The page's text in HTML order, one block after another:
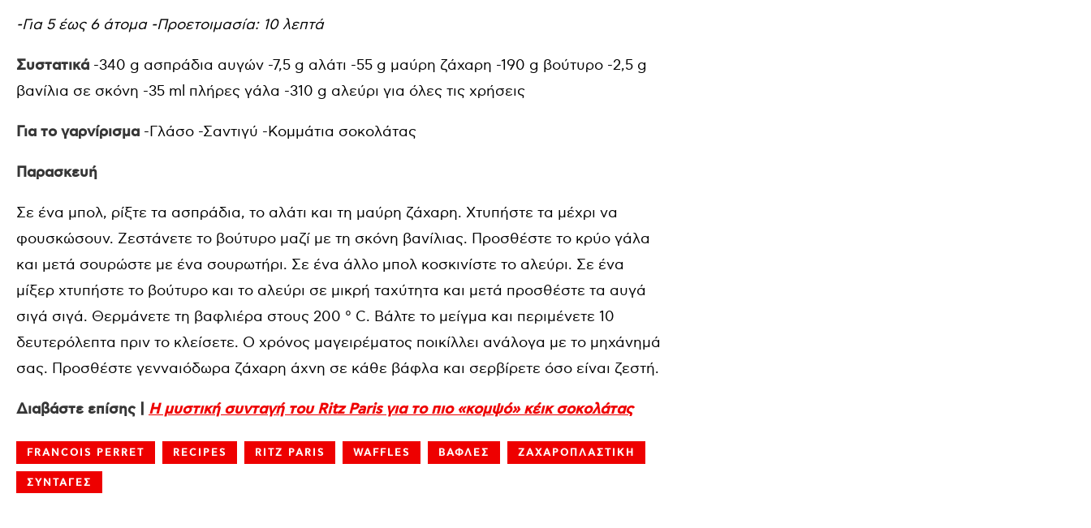
-Για 5 έως 6 άτομα -Προετοιμασία: 10 λεπτά
Συστατικά -340 g ασπράδια αυγών -7,5 g αλάτι -55 g μαύρη ζάχαρη -190 g βούτυρο -2,5 g
βανίλια σε σκόνη -35 ml πλήρες γάλα -310 g αλεύρι για όλες τις χρήσεις
Για το γαρνίρισμα -Γλάσο -Σαντιγύ -Κομμάτια σοκολάτας
Παρασκευή
Σε ένα μπολ, ρίξτε τα ασπράδια, το αλάτι και τη μαύρη ζάχαρη. Χτυπήστε τα μέχρι να
φουσκώσουν. Ζεστάνετε το βούτυρο μαζί με τη σκόνη βανίλιας. Προσθέστε το κρύο γάλα
και μετά σουρώστε με ένα σουρωτήρι. Σε ένα άλλο μπολ κοσκινίστε το αλεύρι. Σε ένα
μίξερ χτυπήστε το βούτυρο και το αλεύρι σε μικρή ταχύτητα και μετά προσθέστε τα αυγά
σιγά σιγά. Θερμάνετε τη βαφλιέρα στους 200 ° C. Βάλτε το μείγμα και περιμένετε 10
δευτερόλεπτα πριν το κλείσετε. Ο χρόνος μαγειρέματος ποικίλλει ανάλογα με το μηχάνημά
σας. Προσθέστε γενναιόδωρα ζάχαρη άχνη σε κάθε βάφλα και σερβίρετε όσο είναι ζεστή.
Διαβάστε επίσης | Η μυστική συνταγή του Ritz Paris για το πιο «κομψό» κέικ σοκολάτας
FRANCOIS PERRET RECIPES RITZ PARIS WAFFLES ΒΑΦΛΕΣ ΖΑΧΑΡΟΠΛΑΣΤΙΚΗ
ΣΥΝΤΑΓΕΣ